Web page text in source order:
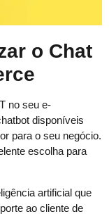
o Chat
no seu e-
disponíveis
para o seu negócio.
escolha para
artificial que
ao cliente de